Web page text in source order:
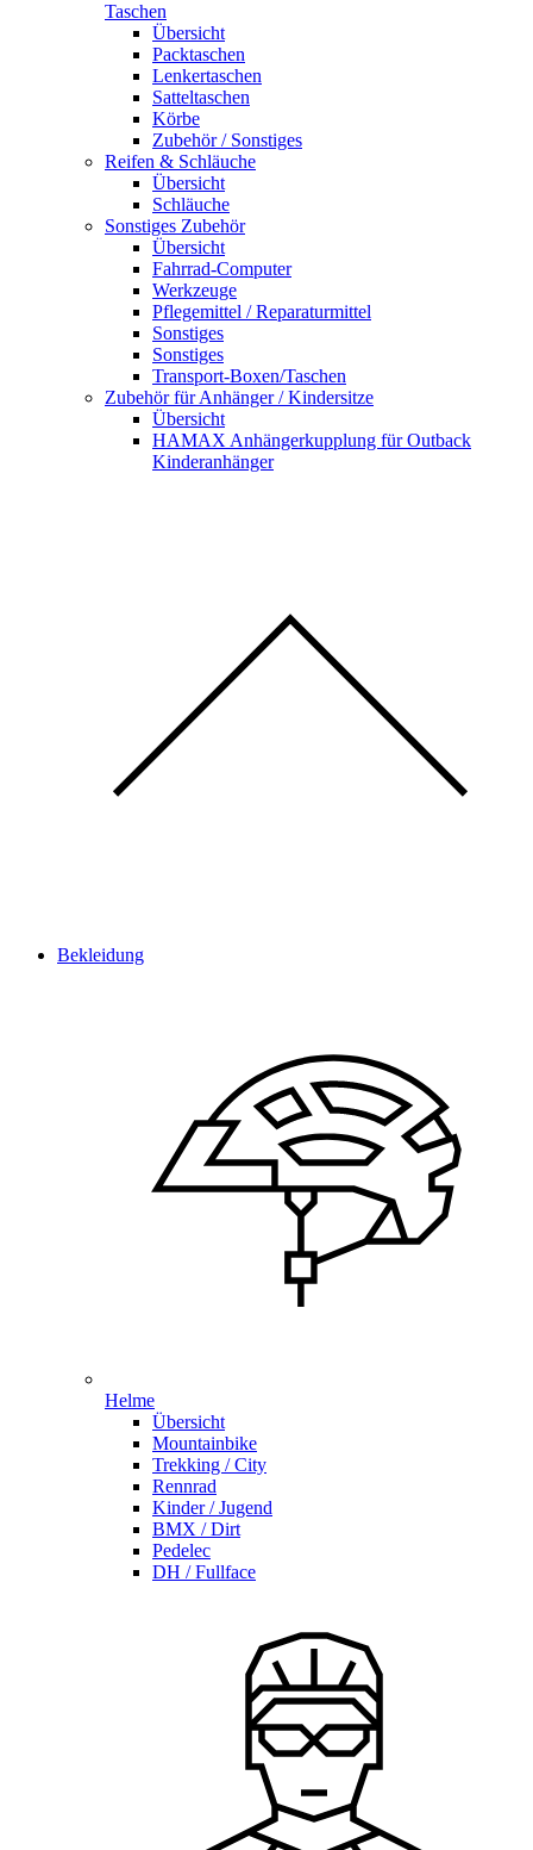
Taschen
Übersicht
Packtaschen
Lenkertaschen
Satteltaschen
Körbe
Zubehör / Sonstiges
Reifen & Schläuche
Übersicht
Schläuche
Sonstiges Zubehör
Übersicht
Fahrrad-Computer
Werkzeuge
Pflegemittel / Reparaturmittel
Sonstiges
Sonstiges
Transport-Boxen/Taschen
Zubehör für Anhänger / Kindersitze
Übersicht
HAMAX Anhängerkupplung für Outback
Kinderanhänger
Bekleidung
Helme
Übersicht
Mountainbike
Trekking / City
Rennrad
Kinder / Jugend
BMX / Dirt
Pedelec
DH / Fullface